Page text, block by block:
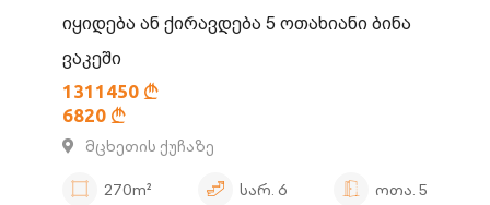
იყიდება ან ქირავდება 5 ოთახიანი ბინა
ვაკეში
1311450
6820
მცხეთის ქუჩაზე
270m²
სარ. 6 ოთა. 5